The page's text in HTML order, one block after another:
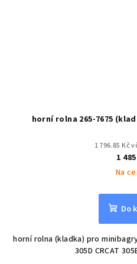
horní rolna 265-7675
1 796.85 Kč
1
Na
Do
horní rolna (kladka) pro minibagry
305D CRCAT